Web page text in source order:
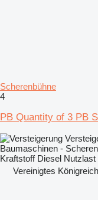
Scherenbühne
4
PB Quantity of 3 PB
Baumaschinen -
Kraftstoff Diesel Nutzlast
Vereinigtes